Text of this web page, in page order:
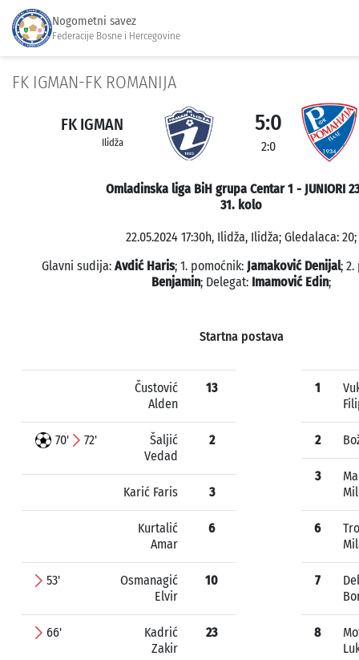
Nogometni savez
Federacije Bosne i Hercegovine
FK IGMAN-FK ROMANIJA
FK IGMAN
Ilidža
5:0
2:0
Omladinska liga BiH grupa Centar 1 - JUNIORI
31. kolo
22.05.2024 17:30h, Ilidža, Ilidža; Gledalaca: 20;
Glavni sudija: Avdić Haris; 1. pomoćnik: Jamaković Denijal;
Benjamin; Delegat: Imamović Edin;
Startna postava
Čustović
Alden
13
70' 72'
Šaljić
Vedad
2
Karić Faris 3
Kurtalić
Amar
6
53'
Osmanagić
Elvir
10
66'
Kadrić
Zakir
23
1
2
3
6
7
8